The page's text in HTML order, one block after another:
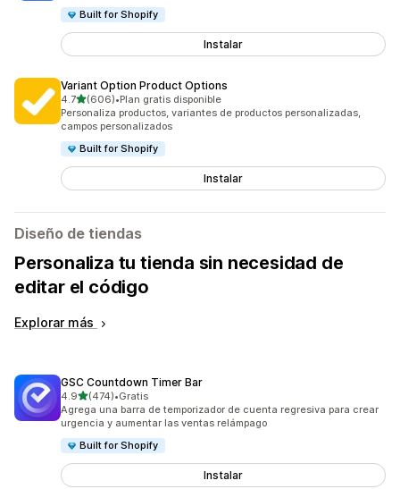
Built for Shopify
Instalar
Variant Option Product Options
4.7de 5 estrellas
(606)
606 reseñas en total
•Plan gratis disponible
Personaliza productos, variantes de productos personalizadas,
campos personalizados
Built for Shopify
Instalar
Diseño de tiendas
Personaliza tu tienda sin necesidad de
editar el código
Explorar más
GSC Countdown Timer Bar
4.9de 5 estrellas
(474)
474 reseñas en total
•Gratis
Agrega una barra de temporizador de cuenta regresiva para crear
urgencia y aumentar las ventas relámpago
Built for Shopify
Instalar